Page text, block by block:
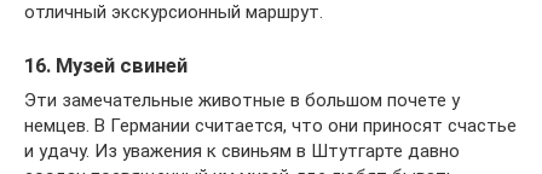
отличный экскурсионный маршрут.
16. Музей свиней
Эти замечательные животные в большом почете у
немцев. В Германии считается, что они приносят счастье
и удачу. Из уважения к свиньям в Штутгарте давно